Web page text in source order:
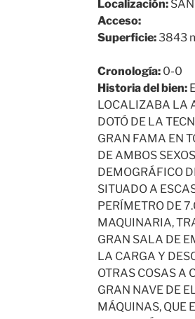
Localización:
Acceso:
Superficie:3843
Cronología: 0-0
Historia del bien:
LOCALIZABA LA
DOTÓ DE LA
GRAN FAMA EN
DE AMBOS
DEMOGRÁFICO
SITUADO A
PERÍMETRO DE
MAQUINARIA,
GRAN SALA DE
LA CARGA Y
OTRAS COSAS A
GRAN NAVE DE
MÁQUINAS, QUE